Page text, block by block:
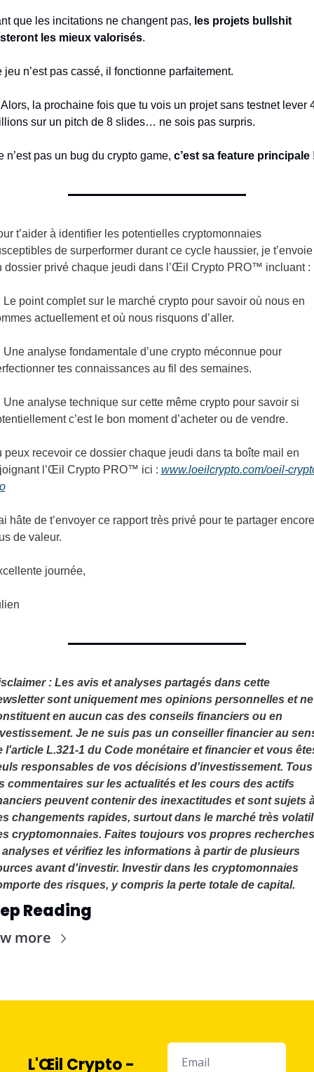
que les incitations ne changent pas, les projets bullshit
les mieux valorisés.
jeu n’est pas cassé, il fonctionne parfaitement.
la prochaine fois que tu vois un projet sans testnet lever
sur un pitch de 8 slides… ne sois pas surpris.
n’est pas un bug du crypto game, c’est sa feature principale
t’aider à identifier les potentielles cryptomonnaies
de surperformer durant ce cycle haussier, je t’envoie
dossier privé chaque jeudi dans l’Œil Crypto PRO™ incluant :
Le point complet sur le marché crypto pour savoir où nous en
actuellement et où nous risquons d’aller.
Une analyse fondamentale d’une crypto méconnue pour
tes connaissances au fil des semaines.
Une analyse technique sur cette même crypto pour savoir si
c’est le bon moment d’acheter ou de vendre.
peux recevoir ce dossier chaque jeudi dans ta boîte mail en
l’Œil Crypto PRO™ ici : www.loeilcrypto.com/oeil-
hâte de t’envoyer ce rapport très privé pour te partager encore
de valeur.
journée,
: Les avis et analyses partagés dans cette
sont uniquement mes opinions personnelles et ne
en aucun cas des conseils financiers ou en
Je ne suis pas un conseiller financier au
l'article L.321-1 du Code monétaire et financier et vous
responsables de vos décisions d'investissement. Tous
commentaires sur les actualités et les cours des actifs
peuvent contenir des inexactitudes et sont sujets
changements rapides, surtout dans le marché très volatil
cryptomonnaies. Faites toujours vos propres recherches
analyses et vérifiez les informations à partir de plusieurs
avant d'investir. Investir dans les cryptomonnaies
des risques, y compris la perte totale de capital.
Reading
more
L'Œil Crypto -